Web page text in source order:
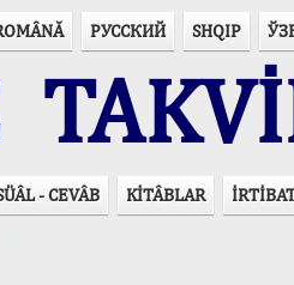
РУССКИЙ SHQIP
- CEVÂB KİTÂBLAR